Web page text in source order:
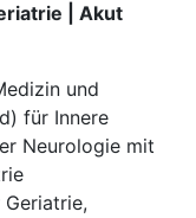
| Akut
und
für Innere
Neurologie mit
Geriatrie,